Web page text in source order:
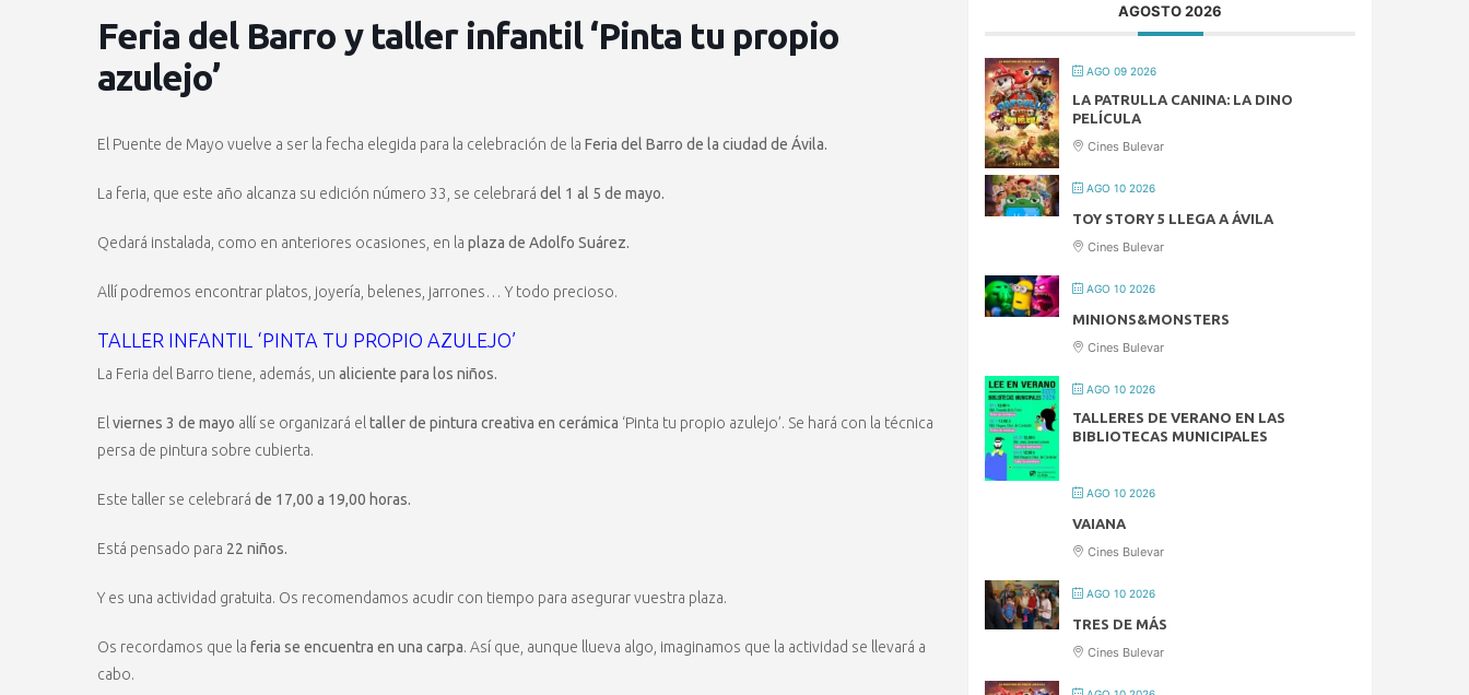
Feria del Barro y taller infantil ‘Pinta tu propio
azulejo’
El Puente de Mayo vuelve a ser la fecha elegida para la celebración de la Feria del Barro de la ciudad de Ávila.
La feria, que este año alcanza su edición número 33, se celebrará del 1 al 5 de mayo.
Qedará instalada, como en anteriores ocasiones, en la plaza de Adolfo Suárez.
Allí podremos encontrar platos, joyería, belenes, jarrones… Y todo precioso.
TALLER INFANTIL ‘PINTA TU PROPIO AZULEJO’
La Feria del Barro tiene, además, un aliciente para los niños.
El viernes 3 de mayo allí se organizará el taller de pintura creativa en cerámica ‘Pinta tu propio azulejo’. Se hará con la técnica
persa de pintura sobre cubierta.
Este taller se celebrará de 17,00 a 19,00 horas.
Está pensado para 22 niños.
Y es una actividad gratuita. Os recomendamos acudir con tiempo para asegurar vuestra plaza.
Os recordamos que la feria se encuentra en una carpa. Así que, aunque llueva algo, imaginamos que la actividad se llevará a
cabo.
AGOSTO 2026
AGO 09 2026
LA PATRULLA CANINA: LA DINO
PELÍCULA
Cines Bulevar
AGO 10 2026
TOY STORY 5 LLEGA A ÁVILA
Cines Bulevar
AGO 10 2026
MINIONS&MONSTERS
Cines Bulevar
AGO 10 2026
TALLERES DE VERANO EN LAS
BIBLIOTECAS MUNICIPALES
AGO 10 2026
VAIANA
Cines Bulevar
AGO 10 2026
TRES DE MÁS
Cines Bulevar